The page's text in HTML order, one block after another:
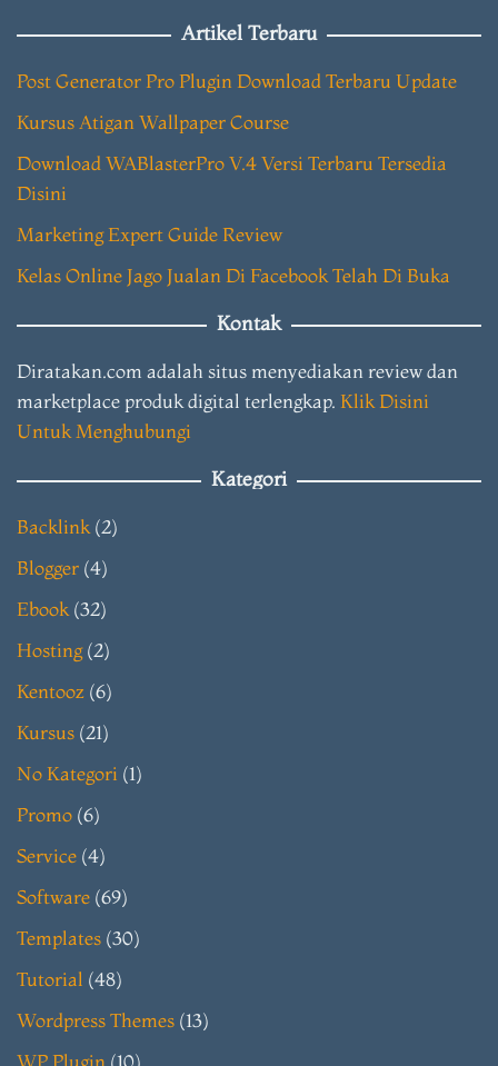
Artikel Terbaru
Post Generator Pro Plugin Download Terbaru Update
Kursus Atigan Wallpaper Course
Download WABlasterPro V.4 Versi Terbaru Tersedia
Disini
Marketing Expert Guide Review
Kelas Online Jago Jualan Di Facebook Telah Di Buka
Kontak
Diratakan.com adalah situs menyediakan review dan
marketplace produk digital terlengkap. Klik Disini
Untuk Menghubungi
Kategori
Backlink (2)
Blogger (4)
Ebook (32)
Hosting(2)
Kentooz (6)
Kursus (21)
No Kategori (1)
Promo (6)
Service (4)
Software (69)
Templates (30)
Tutorial (48)
Wordpress Themes (13)
WP Plugin (10)